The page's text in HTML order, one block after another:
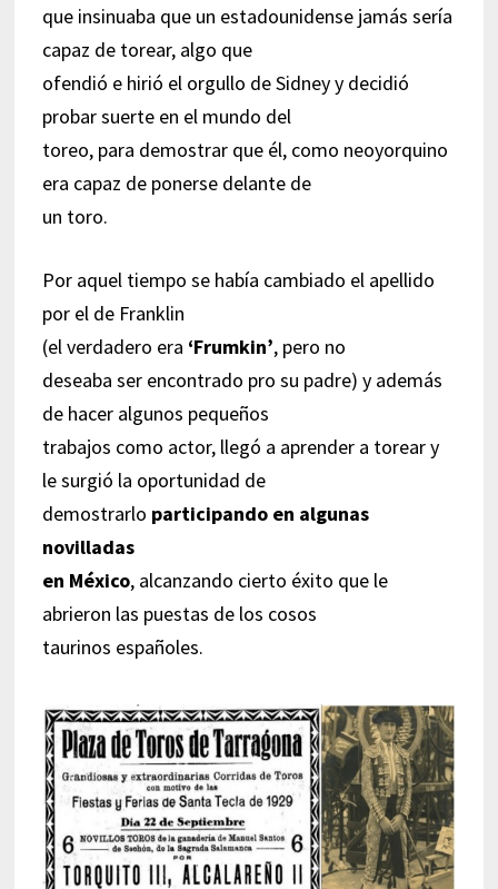
que insinuaba que un estadounidense jamás sería
capaz de torear, algo que
ofendió e hirió el orgullo de Sidney y decidió
probar suerte en el mundo del
toreo, para demostrar que él, como neoyorquino
era capaz de ponerse delante de
un toro.
Por aquel tiempo se había cambiado el apellido
por el de Franklin
(el verdadero era ‘Frumkin’, pero no
deseaba ser encontrado pro su padre) y además
de hacer algunos pequeños
trabajos como actor, llegó a aprender a torear y
le surgió la oportunidad de
demostrarlo participando en algunas
novilladas
en México, alcanzando cierto éxito que le
abrieron las puestas de los cosos
taurinos españoles.